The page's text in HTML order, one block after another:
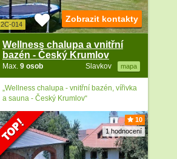
2C-014
Wellness chalupa a vnitřní
bazén - Český Krumlov
Slavkov mapa
Max. 9 osob
Zobrazit kontakty
„Wellness chalupa - vnitřní bazén, vířivka
a sauna - Český Krumlov“
10
1 hodnocení